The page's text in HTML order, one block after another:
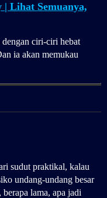
| Lihat Semuanya,
ciri-ciri hebat
ia akan memukau
sudut praktikal, kalau
undang‑undang besar
lama, apa jadi